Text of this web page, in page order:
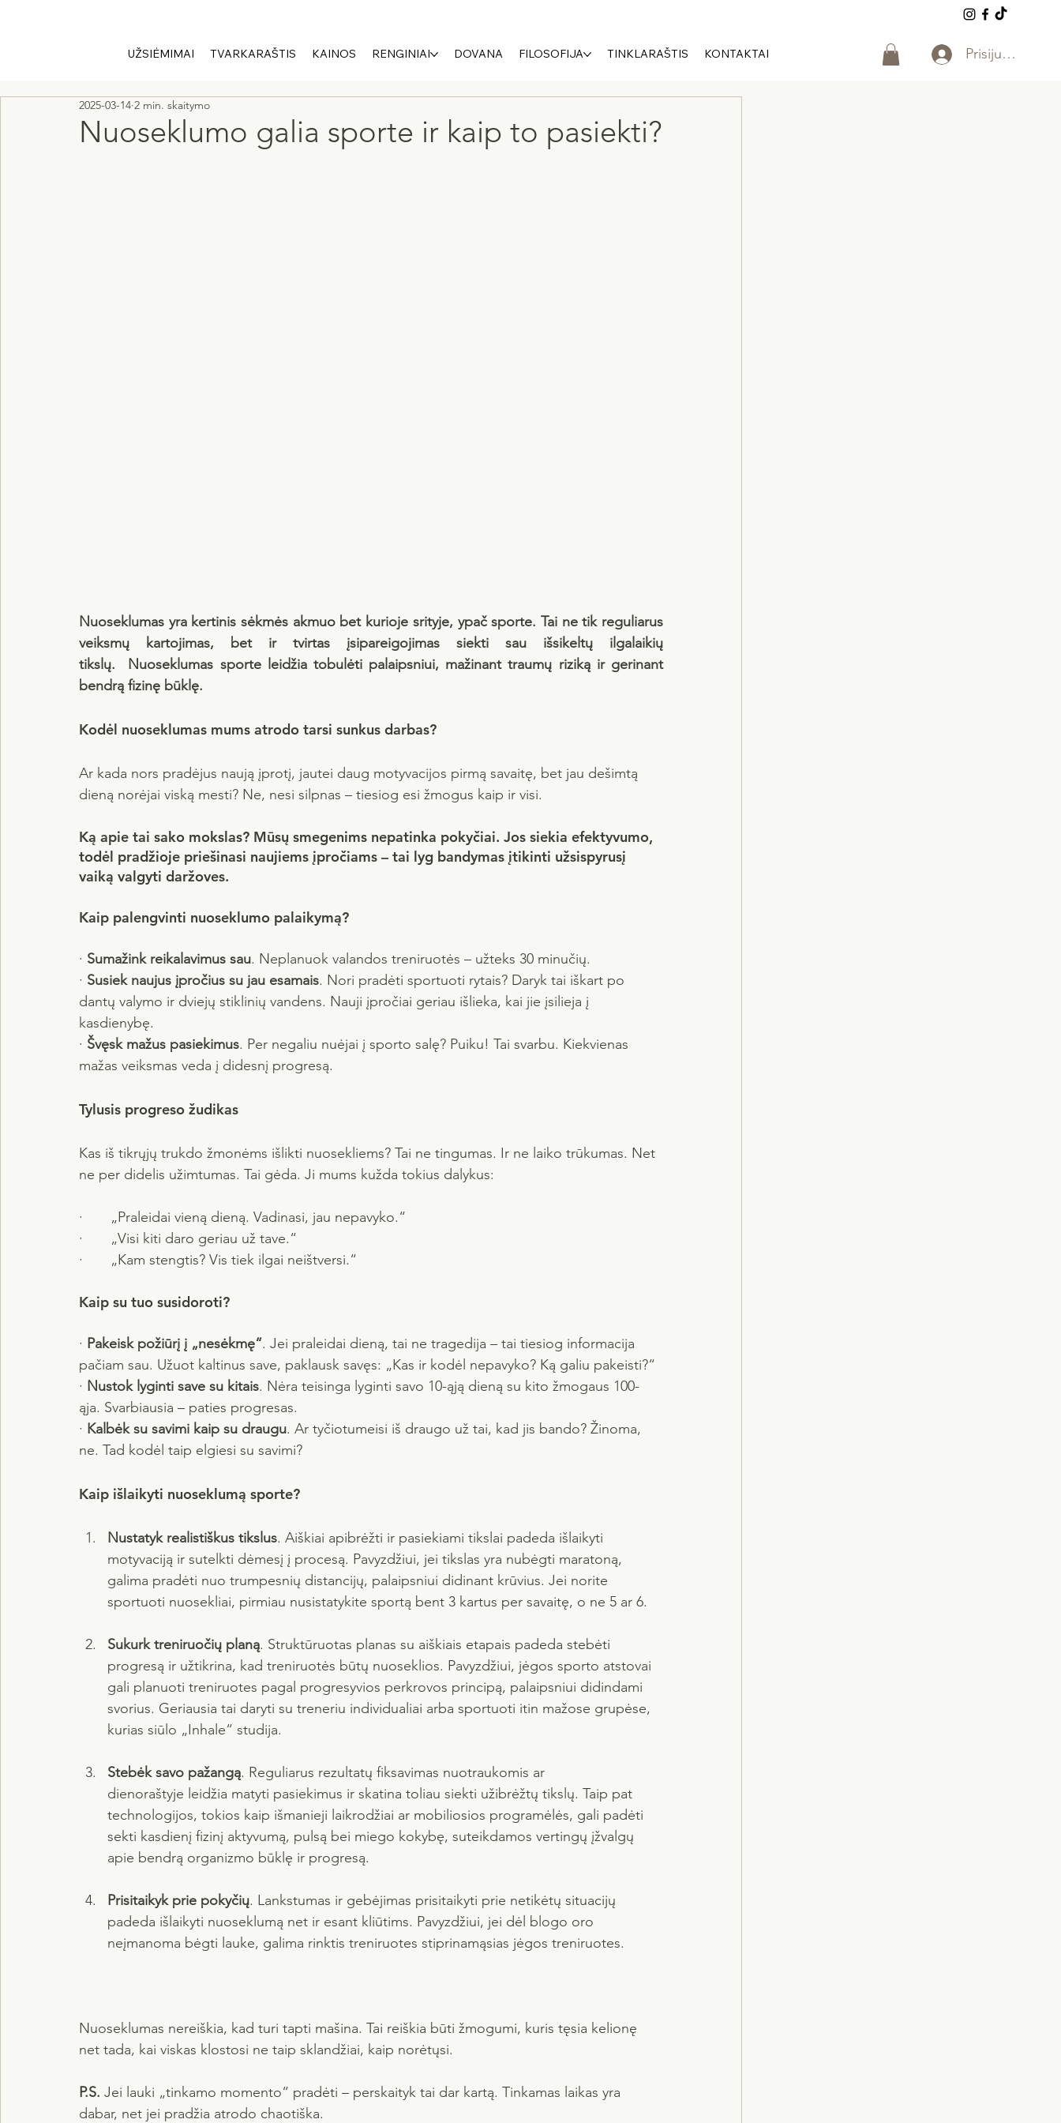
UŽSIĖMIMAI TVARKARAŠTIS KAINOS RENGINIAI DOVANA FILOSOFIJA TINKLARAŠTIS KONTAKTAI Prisijungti
Nuoseklumo galia sporte ir kaip to pasiekti?
2025-03-14 2 min. skaitymo
Nuoseklumas yra kertinis sėkmės akmuo bet kurioje srityje, ypač sporte. Tai ne tik reguliarus
veiksmų kartojimas, bet ir tvirtas įsipareigojimas siekti sau išsikeltų ilgalaikių
tikslų.  Nuoseklumas sporte leidžia tobulėti palaipsniui, mažinant traumų riziką ir gerinant
bendrą fizinę būklę.
Kodėl nuoseklumas mums atrodo tarsi sunkus darbas?
Ar kada nors pradėjus naują įprotį, jautei daug motyvacijos pirmą savaitę, bet jau dešimtą
dieną norėjai viską mesti? Ne, nesi silpnas – tiesiog esi žmogus kaip ir visi.
Ką apie tai sako mokslas? Mūsų smegenims nepatinka pokyčiai. Jos siekia efektyvumo,
todėl pradžioje priešinasi naujiems įpročiams – tai lyg bandymas įtikinti užsispyrusį
vaiką valgyti daržoves.
Kaip palengvinti nuoseklumo palaikymą?
· Sumažink reikalavimus sau. Neplanuok valandos treniruotės – užteks 30 minučių.
· Susiek naujus įpročius su jau esamais. Nori pradėti sportuoti rytais? Daryk tai iškart po
dantų valymo ir dviejų stiklinių vandens. Nauji įpročiai geriau išlieka, kai jie įsilieja į
kasdienybę.
· Švęsk mažus pasiekimus. Per negaliu nuėjai į sporto salę? Puiku! Tai svarbu. Kiekvienas
mažas veiksmas veda į didesnį progresą.
Tylusis progreso žudikas
Kas iš tikrųjų trukdo žmonėms išlikti nuosekliems? Tai ne tingumas. Ir ne laiko trūkumas. Net
ne per didelis užimtumas. Tai gėda. Ji mums kužda tokius dalykus:
·       „Praleidai vieną dieną. Vadinasi, jau nepavyko.“
·       „Visi kiti daro geriau už tave.“
·       „Kam stengtis? Vis tiek ilgai neištversi.“
Kaip su tuo susidoroti?
· Pakeisk požiūrį į „nesėkmę“. Jei praleidai dieną, tai ne tragedija – tai tiesiog informacija
pačiam sau. Užuot kaltinus save, paklausk savęs: „Kas ir kodėl nepavyko? Ką galiu pakeisti?“
· Nustok lyginti save su kitais. Nėra teisinga lyginti savo 10-ąją dieną su kito žmogaus 100-
ąja. Svarbiausia – paties progresas.
· Kalbėk su savimi kaip su draugu. Ar tyčiotumeisi iš draugo už tai, kad jis bando? Žinoma,
ne. Tad kodėl taip elgiesi su savimi?
Kaip išlaikyti nuoseklumą sporte?
Nustatyk realistiškus tikslus. Aiškiai apibrėžti ir pasiekiami tikslai padeda išlaikyti
motyvaciją ir sutelkti dėmesį į procesą. Pavyzdžiui, jei tikslas yra nubėgti maratoną,
galima pradėti nuo trumpesnių distancijų, palaipsniui didinant krūvius. Jei norite
sportuoti nuosekliai, pirmiau nusistatykite sportą bent 3 kartus per savaitę, o ne 5 ar 6.
Sukurk treniruočių planą. Struktūruotas planas su aiškiais etapais padeda stebėti
progresą ir užtikrina, kad treniruotės būtų nuoseklios. Pavyzdžiui, jėgos sporto atstovai
gali planuoti treniruotes pagal progresyvios perkrovos principą, palaipsniui didindami
svorius. Geriausia tai daryti su treneriu individualiai arba sportuoti itin mažose grupėse,
kurias siūlo „Inhale“ studija.
Stebėk savo pažangą. Reguliarus rezultatų fiksavimas nuotraukomis ar
dienoraštyje leidžia matyti pasiekimus ir skatina toliau siekti užibrėžtų tikslų. Taip pat
technologijos, tokios kaip išmanieji laikrodžiai ar mobiliosios programėlės, gali padėti
sekti kasdienį fizinį aktyvumą, pulsą bei miego kokybę, suteikdamos vertingų įžvalgų
apie bendrą organizmo būklę ir progresą.
Prisitaikyk prie pokyčių. Lankstumas ir gebėjimas prisitaikyti prie netikėtų situacijų
padeda išlaikyti nuoseklumą net ir esant kliūtims. Pavyzdžiui, jei dėl blogo oro
neįmanoma bėgti lauke, galima rinktis treniruotes stiprinamąsias jėgos treniruotes.
Nuoseklumas nereiškia, kad turi tapti mašina. Tai reiškia būti žmogumi, kuris tęsia kelionę
net tada, kai viskas klostosi ne taip sklandžiai, kaip norėtųsi.
P.S. Jei lauki „tinkamo momento“ pradėti – perskaityk tai dar kartą. Tinkamas laikas yra
dabar, net jei pradžia atrodo chaotiška.